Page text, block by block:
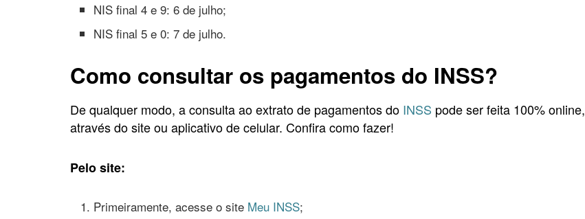
NIS final 4 e 9: 6 de julho;
NIS final 5 e 0: 7 de julho.
Como consultar os pagamentos do INSS?
De qualquer modo, a consulta ao extrato de pagamentos do INSS pode ser feita 100% online,
através do site ou aplicativo de celular. Confira como fazer!
Pelo site:
Primeiramente, acesse o site Meu INSS;